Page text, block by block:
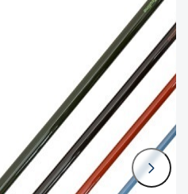
この条件で検索する
かなり使用感があり、全体的に
目立つ傷が多い品
D
著しく状態が悪いが使用はでき
るもの、改造品も含む